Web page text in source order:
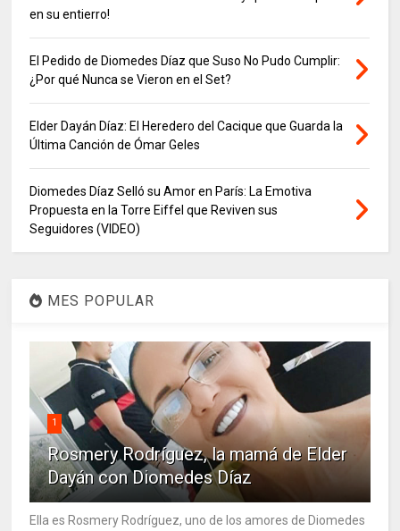
en su entierro!
El Pedido de Diomedes Díaz que Suso No Pudo Cumplir:
¿Por qué Nunca se Vieron en el Set?
Elder Dayán Díaz: El Heredero del Cacique que Guarda la
Última Canción de Ómar Geles
Diomedes Díaz Selló su Amor en París: La Emotiva
Propuesta en la Torre Eiffel que Reviven sus
Seguidores (VIDEO)
MES POPULAR
1
Rosmery Rodríguez, la mamá de Elder
Dayán con Diomedes Díaz
Ella es Rosmery Rodríguez, uno de los amores de Diomedes